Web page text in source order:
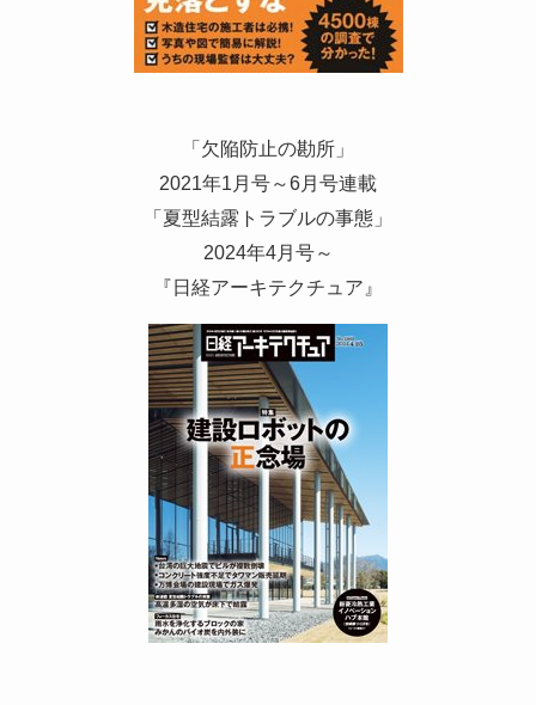
「欠陥防止の勘所」
2021年1月号～6月号連載
「夏型結露トラブルの事態」
2024年4月号～
『日経アーキテクチュア』